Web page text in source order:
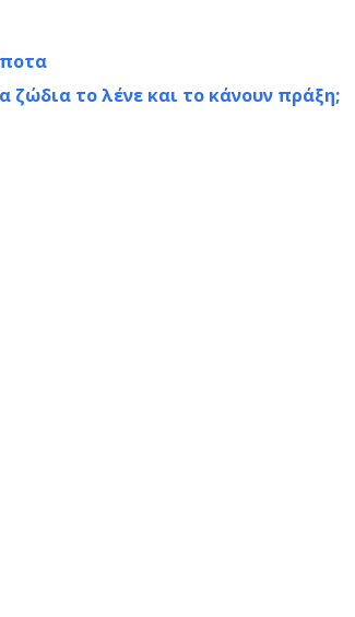
ζώδια το λένε και το κάνουν πράξη;